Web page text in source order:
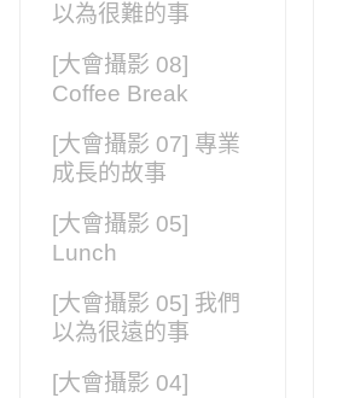
以為很難的事
[大會攝影 08]
Coffee Break
[大會攝影 07] 專業
成長的故事
[大會攝影 05]
Lunch
[大會攝影 05] 我們
以為很遠的事
[大會攝影 04]